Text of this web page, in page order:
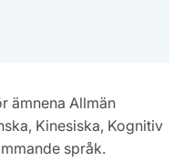
ämnena Allmän
Kinesiska, Kognitiv
språk.